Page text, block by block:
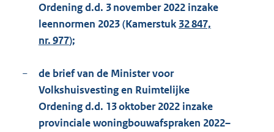
Ordening d.d. 3 november 2022 inzake
leennormen 2023 (Kamerstuk 32 847,
nr. 977);
−
de brief van de Minister voor
Volkshuisvesting en Ruimtelijke
Ordening d.d. 13 oktober 2022 inzake
provinciale woningbouwafspraken 2022–